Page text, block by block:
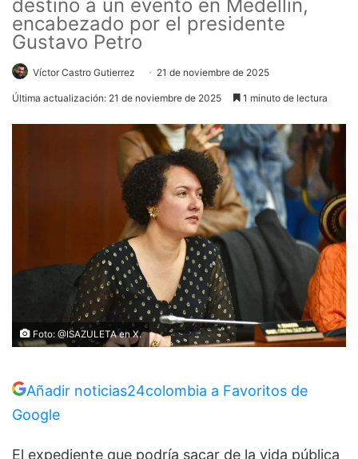
destino a un evento en Medellín,
encabezado por el presidente
Gustavo Petro
Víctor Castro Gutierrez 21 de noviembre de 2025
Última actualización: 21 de noviembre de 2025 1 minuto de lectura
Foto: @ISAZULETA en X.
Añadir noticias24colombia a Favoritos de
Google
El expediente que podría sacar de la vida pública